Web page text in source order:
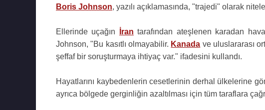
Boris Johnson, yazılı açıklamasında, "trajedi" olarak
Ellerinde uçağın İran tarafından ateşlenen karadan
Johnson, "Bu kasıtlı olmayabilir. Kanada ve uluslararası
şeffaf bir soruşturmaya ihtiyaç var." ifadesini kullandı.
Hayatlarını kaybedenlerin cesetlerinin derhal ülkelerine
ayrıca bölgede gerginliğin azaltılması için tüm taraflara